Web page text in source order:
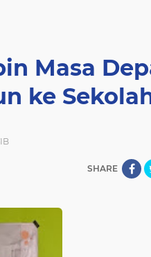
Masa
ke
SHARE